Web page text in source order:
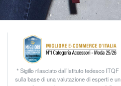
* Sigillo rilasciato dall’Istituto tedesco ITQF
sulla base di una valutazione di esperti e un